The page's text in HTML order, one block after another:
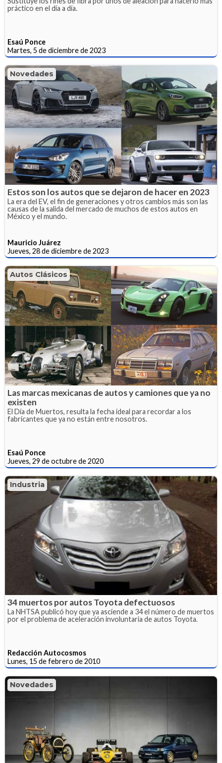
práctico en el día a día.
Esaú Ponce
Martes, 5 de diciembre de 2023
Novedades
Estos son los autos que se dejaron de hacer en 2023
La era del EV, el fin de generaciones y otros cambios más son las
causas de la salida del mercado de muchos de estos autos en
México y el mundo.
Mauricio Juárez
Jueves, 28 de diciembre de 2023
Autos Clásicos
Las marcas mexicanas de autos y camiones que ya no
existen
El Día de Muertos, resulta la fecha ideal para recordar a los
fabricantes que ya no están entre nosotros.
Esaú Ponce
Jueves, 29 de octubre de 2020
Industria
34 muertos por autos Toyota defectuosos
La NHTSA publicó hoy que ya asciende a 34 el número de muertos
por el problema de aceleración involuntaria de autos Toyota.
Redacción Autocosmos
Lunes, 15 de febrero de 2010
Novedades